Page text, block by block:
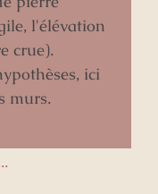
l'élévation
crue).
ici
murs.